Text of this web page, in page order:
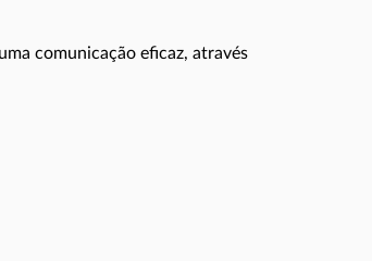
comunicação eficaz, através